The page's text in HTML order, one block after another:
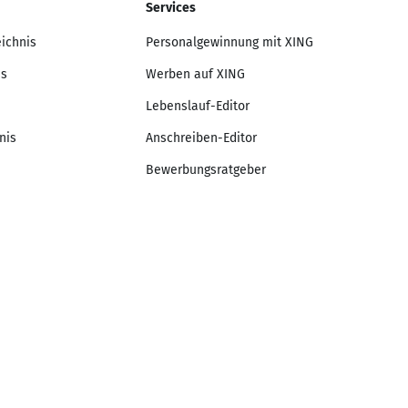
Services
Personalgewinnung mit XING
Werben auf XING
Lebenslauf-Editor
Anschreiben-Editor
Bewerbungsratgeber